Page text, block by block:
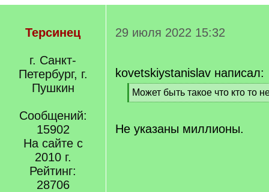
Терсинец
г. Санкт-
Петербург, г.
Пушкин
Сообщений:
15902
На сайте с
2010 г.
Рейтинг:
28706
29 июля 2022 15:32
kovetskiystanislav написал:
[
q
Может быть такое что кто то
[
q
]
Не указаны миллионы.